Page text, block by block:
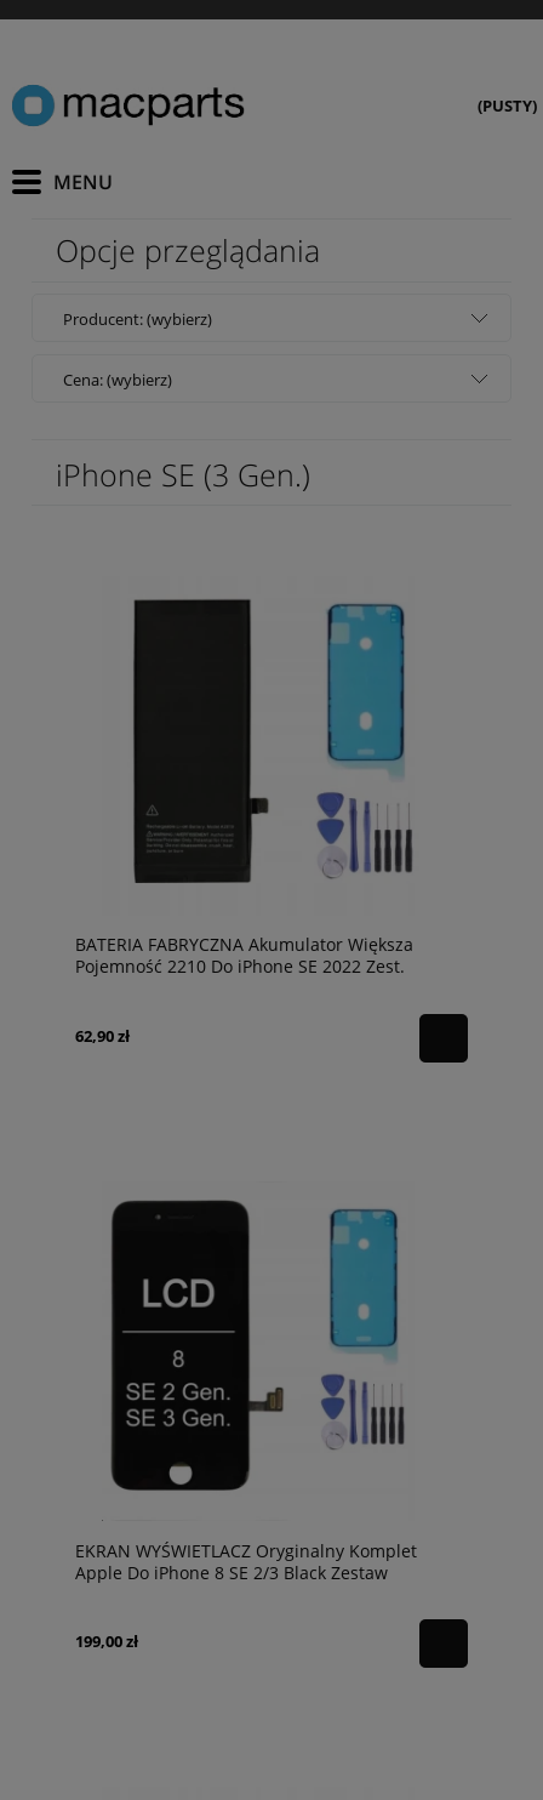
(PUSTY)
Opcje przeglądania
Producent: (wybierz)
Cena: (wybierz)
iPhone SE (3 Gen.)
BATERIA FABRYCZNA Akumulator Większa
Pojemność 2210 Do iPhone SE 2022 Zest.
62,90 zł
EKRAN WYŚWIETLACZ Oryginalny Komplet
Apple Do iPhone 8 SE 2/3 Black Zestaw
199,00 zł